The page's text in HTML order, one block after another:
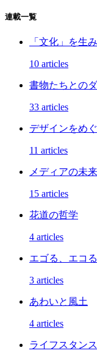
連載一覧
「文化」を生
10 articles
書物たちとの
33 articles
デザインをめ
11 articles
メディアの未
15 articles
花道の哲学
4 articles
エゴる、エコる
3 articles
あわいと風土
4 articles
ライフスタン